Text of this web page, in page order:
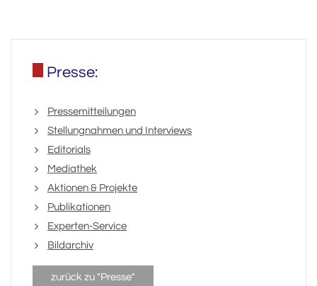
Presse:
Pressemitteilungen
Stellungnahmen und Interviews
Editorials
Mediathek
Aktionen & Projekte
Publikationen
Experten-Service
Bildarchiv
zurück zu "Presse"